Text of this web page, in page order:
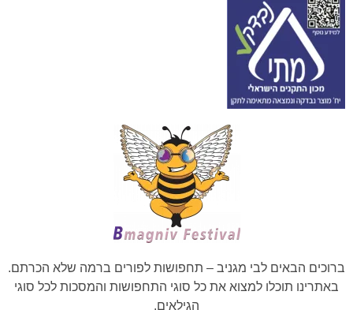
ברוכים הבאים לבי מגניב – תחפושות לפורים ברמה שלא הכרתם.
באתרינו תוכלו למצוא את כל סוגי התחפושות והמסכות לכל סוגי
הגילאים.